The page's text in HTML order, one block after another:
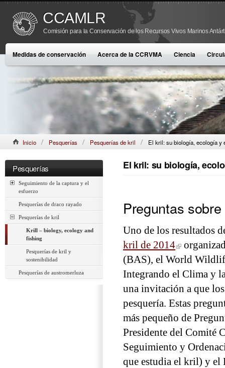
CCAMLR
Comisión para la Conservación de los Recursos Vivos Marinos
Medidas de conservación Acerca de la CCRVMA Ciencia
Inicio Pesquerías Pesquerías de kril El kril: su biología, ecología y
Pesquerías
Seguimiento de la captura y el
esfuerzo
Pesquerías de draco rayado
Pesquerías de kril
Krill – biology, ecology and
fishing
Pesquerías de kril y
sostenibilidad
Pesquerías de austromerluza
El kril: su biología,
Preguntas
Uno de los resultados
kril de 2014
(BAS), el World
Integrando el Clima y
una invitación a que
pesquería. Estas
más pequeño de
Presidente del Comité
Seguimiento y
que estudia el kril) y el